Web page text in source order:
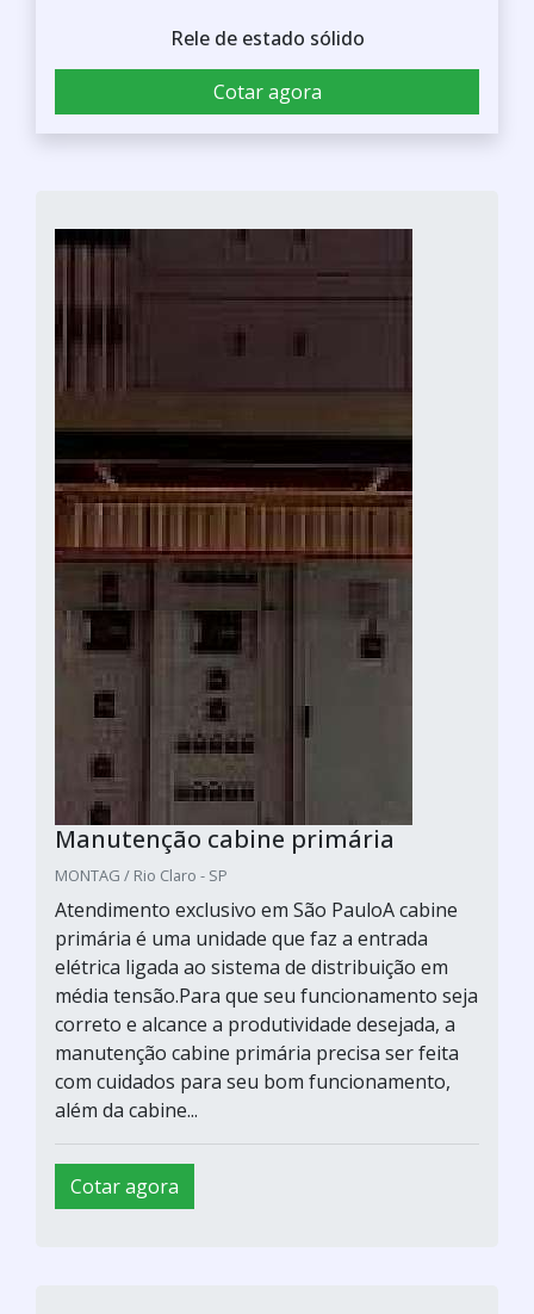
Rele de estado sólido
Cotar agora
Manutenção cabine primária
MONTAG / Rio Claro - SP
Atendimento exclusivo em São PauloA cabine
primária é uma unidade que faz a entrada
elétrica ligada ao sistema de distribuição em
média tensão.Para que seu funcionamento seja
correto e alcance a produtividade desejada, a
manutenção cabine primária precisa ser feita
com cuidados para seu bom funcionamento,
além da cabine...
Cotar agora